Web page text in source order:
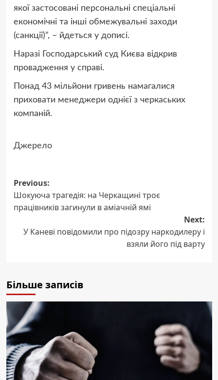
якої застосовані персональні спеціальні
економічні та інші обмежувальні заходи
(санкції)”, – йдеться у дописі.
Наразі Господарський суд Києва відкрив
провадження у справі.
Понад 43 мільйони гривень намагалися
приховати менеджери однієї з черкаських
компаній.
Джерело
Post
navigation
Previous:
Шокуюча трагедія: на Черкащині троє
працівників загинули в аміачній ямі
Next:
У Каневі повідомили про підозру наркодилеру і
взяли його під варту
Більше записів